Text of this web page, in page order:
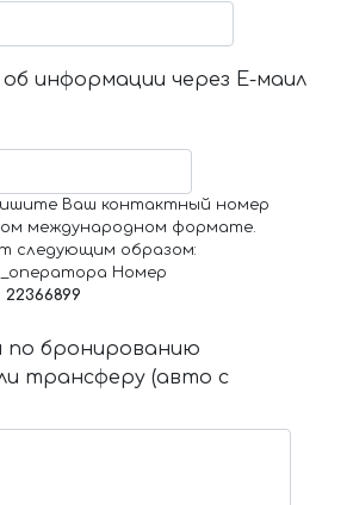
информации через Е-маил
Ваш контактный номер
международном формате.
следующим образом:
Номер
22366899
по бронированию
трансферу (авто с